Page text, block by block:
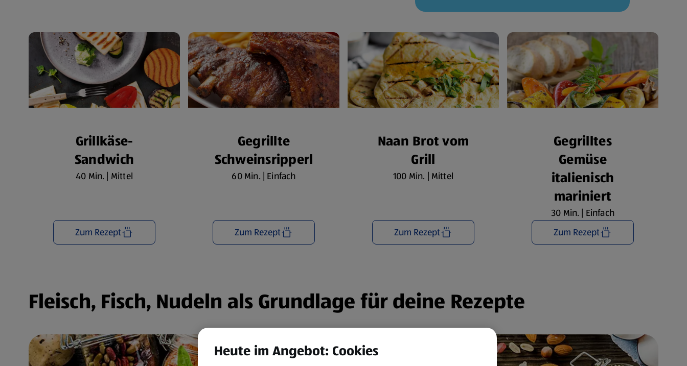
Grillkäse-
Sandwich
40 Min. | Mittel
Zum Rezept
Gegrillte
Schweinsripperl
60 Min. | Einfach
Zum Rezept
Naan Brot vom
Grill
100 Min. | Mittel
Zum Rezept
Gegrilltes
Gemüse
italienisch
mariniert
30 Min. | Einfach
Zum Rezept
Fleisch, Fisch, Nudeln als Grundlage für deine Rezepte
Heute im Angebot: Cookies